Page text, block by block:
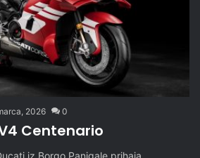
2026 0
Centenario
iz Borgo Panigale prihaja